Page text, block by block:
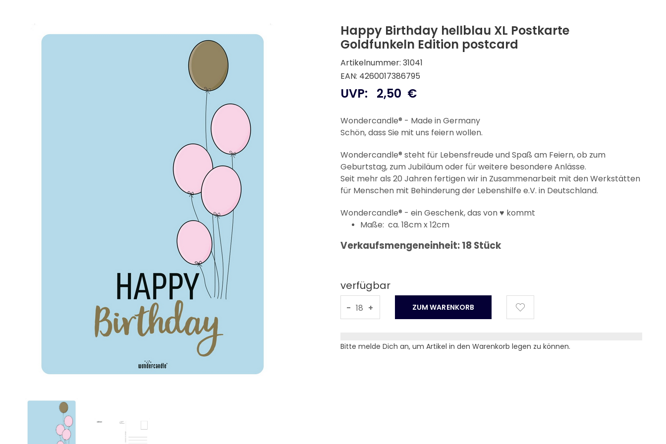
Happy Birthday hellblau XL Postkarte
Goldfunkeln Edition postcard
Artikelnummer: 31041
EAN: 4260017386795
UVP: 2,50 €
Wondercandle® - Made in Germany
Schön, dass Sie mit uns feiern wollen.
Wondercandle® steht für Lebensfreude und Spaß am Feiern, ob zum
Geburtstag, zum Jubiläum oder für weitere besondere Anlässe.
Seit mehr als 20 Jahren fertigen wir in Zusammenarbeit mit den Werkstätten
für Menschen mit Behinderung der Lebenshilfe e.V. in Deutschland.
Wondercandle® - ein Geschenk, das von ♥ kommt
Maße: ca. 18cm x 12cm
Verkaufsmengeneinheit: 18 Stück
verfügbar
- +
Bitte melde Dich an, um Artikel in den Warenkorb legen zu können.